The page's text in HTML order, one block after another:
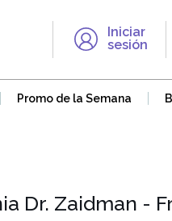
Iniciar
sesión
Promo de la Semana
Dr. Zaidman -